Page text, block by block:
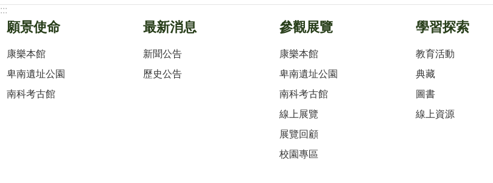
:::
願景使命
康樂本館
卑南遺址公園
南科考古館
最新消息
新聞公告
歷史公告
參觀展覽
康樂本館
卑南遺址公園
南科考古館
線上展覽
展覽回顧
校園專區
學習探索
教育活動
典藏
圖書
線上資源